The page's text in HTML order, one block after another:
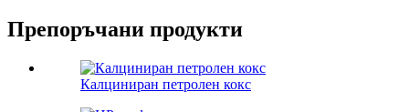
Препоръчани продукти
Калциниран петролен кокс